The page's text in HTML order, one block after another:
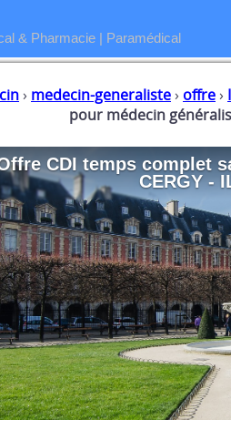
& Pharmacie | Paramédical
› medecin-generaliste› offre›
pour médecin
CDI temps complet
CERGY -